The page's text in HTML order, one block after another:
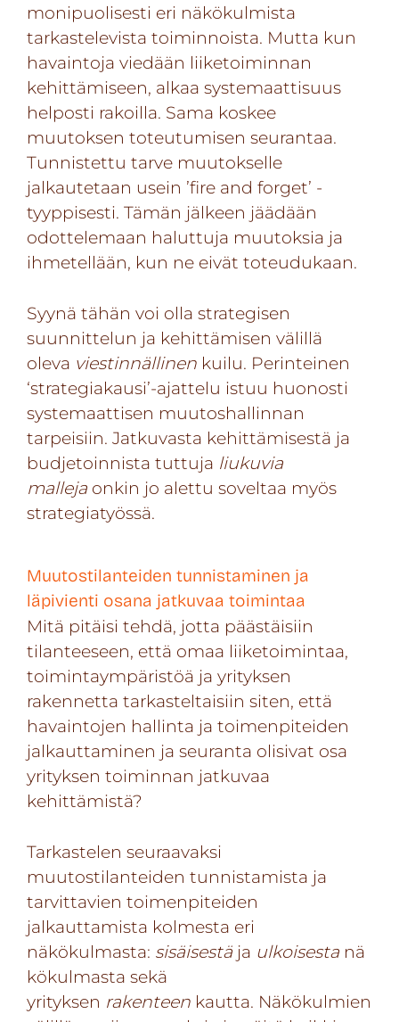
monipuolisesti eri näkökulmista
tarkastelevista toiminnoista. Mutta kun
havaintoja viedään liiketoiminnan
kehittämiseen, alkaa systemaattisuus
helposti rakoilla. Sama koskee
muutoksen toteutumisen seurantaa.
Tunnistettu tarve muutokselle
jalkautetaan usein ’fire and forget’ -
tyyppisesti. Tämän jälkeen jäädään
odottelemaan haluttuja muutoksia ja
ihmetellään, kun ne eivät toteudukaan.
Syynä tähän voi olla strategisen
suunnittelun ja kehittämisen välillä
oleva viestinnällinen kuilu. Perinteinen
‘strategiakausi’-ajattelu istuu huonosti
systemaattisen muutoshallinnan
tarpeisiin. Jatkuvasta kehittämisestä ja
budjetoinnista tuttuja liukuvia
malleja onkin jo alettu soveltaa myös
strategiatyössä.
Muutostilanteiden tunnistaminen ja
läpivienti osana jatkuvaa toimintaa
Mitä pitäisi tehdä, jotta päästäisiin
tilanteeseen, että omaa liiketoimintaa,
toimintaympäristöä ja yrityksen
rakennetta tarkasteltaisiin siten, että
havaintojen hallinta ja toimenpiteiden
jalkauttaminen ja seuranta olisivat osa
yrityksen toiminnan jatkuvaa
kehittämistä?
Tarkastelen seuraavaksi
muutostilanteiden tunnistamista ja
tarvittavien toimenpiteiden
jalkauttamista kolmesta eri
näkökulmasta: sisäisestä ja ulkoisesta nä
kökulmasta sekä
yrityksen rakenteen kautta. Näkökulmien